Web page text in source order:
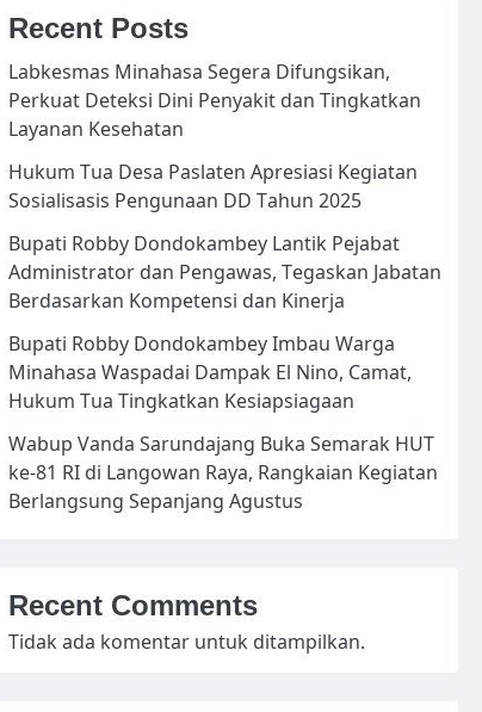
Recent Posts
Labkesmas Minahasa Segera Difungsikan,
Perkuat Deteksi Dini Penyakit dan Tingkatkan
Layanan Kesehatan
Hukum Tua Desa Paslaten Apresiasi Kegiatan
Sosialisasis Pengunaan DD Tahun 2025
Bupati Robby Dondokambey Lantik Pejabat
Administrator dan Pengawas, Tegaskan Jabatan
Berdasarkan Kompetensi dan Kinerja
Bupati Robby Dondokambey Imbau Warga
Minahasa Waspadai Dampak El Nino, Camat,
Hukum Tua Tingkatkan Kesiapsiagaan
Wabup Vanda Sarundajang Buka Semarak HUT
ke-81 RI di Langowan Raya, Rangkaian Kegiatan
Berlangsung Sepanjang Agustus
Recent Comments
Tidak ada komentar untuk ditampilkan.